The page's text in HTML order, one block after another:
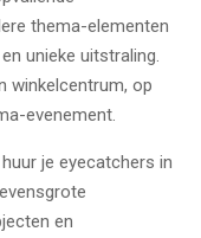
thema-elementen
unieke uitstraling.
winkelcentrum, op
evenement.
huur je eyecatchers in
en